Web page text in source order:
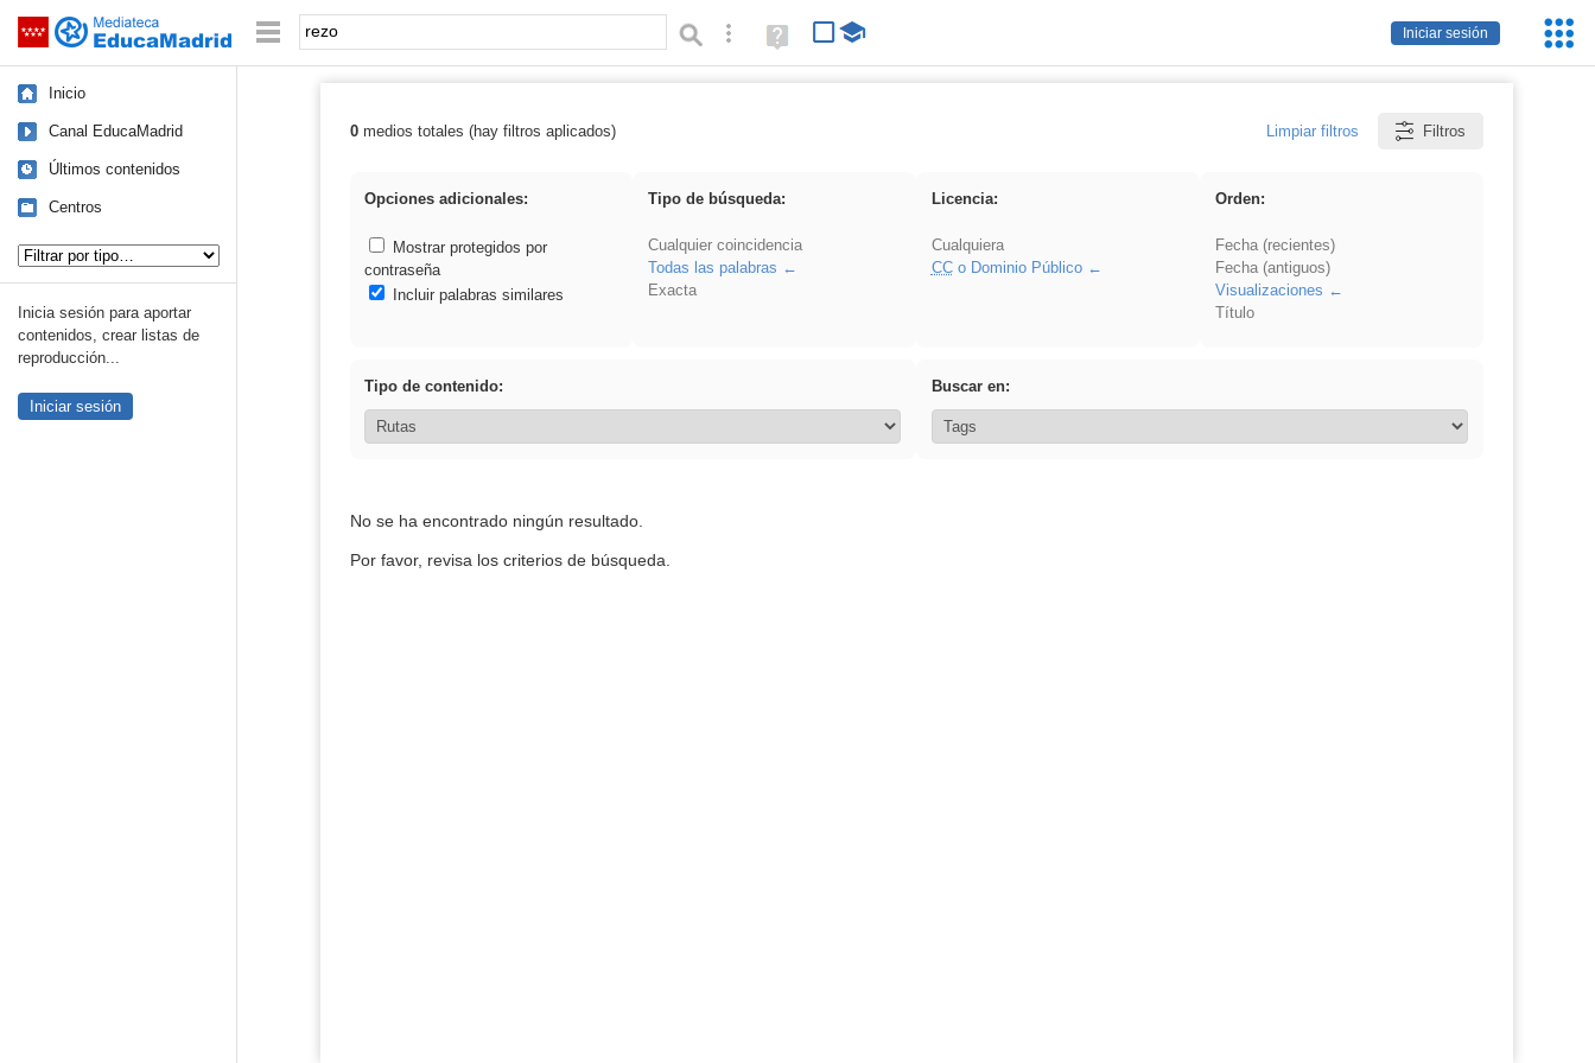
Saltar navegación
Iniciar sesión
Palabra o frase: Búsqueda avanzada
Ayuda
(en
Inicio
Canal EducaMadrid
Últimos contenidos
Centros
Inicia sesión para aportar
contenidos, crear listas de
reproducción...
Iniciar sesión
Resultados de: rezo
0medios totales (hay filtros aplicados) Limpiar filtros Filtros
Opciones adicionales:
Mostrar protegidos por
contraseña
Incluir palabras similares
Tipo de búsqueda:
Cualquier coincidencia
Todas las palabras
Exacta
Licencia:
Cualquiera
CCo Dominio Público
Orden:
Fecha (recientes)
Fecha (antiguos)
Visualizaciones
Título
Tipo de contenido: Buscar en:
No se ha encontrado ningún resultado.
Por favor, revisa los criterios de búsqueda.